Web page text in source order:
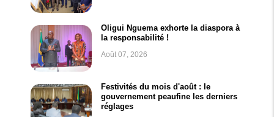
Oligui Nguema exhorte la diaspora à
la responsabilité !
Août 07, 2026
Festivités du mois d'août : le
gouvernement peaufine les derniers
réglages